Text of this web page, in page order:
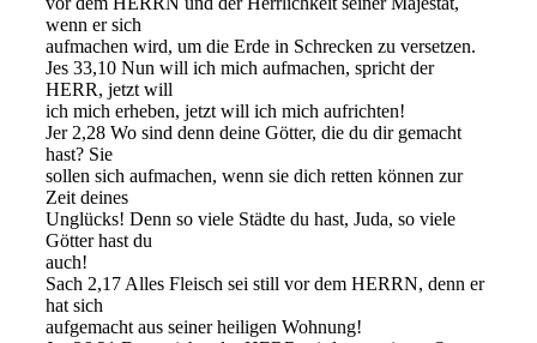
wenn er sich
aufmachen wird, um die Erde in Schrecken zu versetzen.
Jes 33,10 Nun will ich mich aufmachen, spricht der
HERR, jetzt will
ich mich erheben, jetzt will ich mich aufrichten!
Jer 2,28 Wo sind denn deine Götter, die du dir gemacht
hast? Sie
sollen sich aufmachen, wenn sie dich retten können zur
Zeit deines
Unglücks! Denn so viele Städte du hast, Juda, so viele
Götter hast du
auch!
Sach 2,17 Alles Fleisch sei still vor dem HERRN, denn er
hat sich
aufgemacht aus seiner heiligen Wohnung!